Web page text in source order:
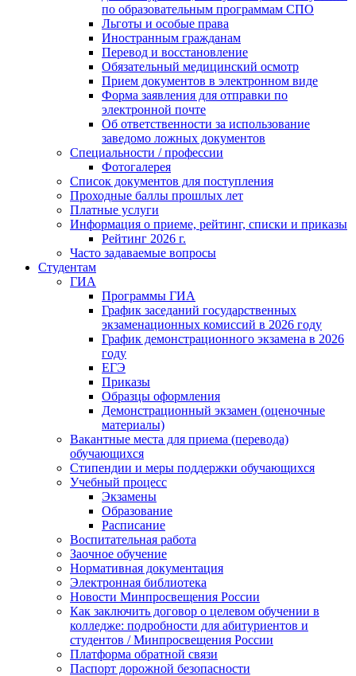
по образовательным программам СПО
Льготы и особые права
Иностранным гражданам
Перевод и восстановление
Обязательный медицинский осмотр
Прием документов в электронном виде
Форма заявления для отправки по
электронной почте
Об ответственности за использование
заведомо ложных документов
Специальности / профессии
Фотогалерея
Список документов для поступления
Проходные баллы прошлых лет
Платные услуги
Информация о приеме, рейтинг, списки и приказы
Рейтинг 2026 г.
Часто задаваемые вопросы
Студентам
ГИА
Программы ГИА
График заседаний государственных
экзаменационных комиссий в 2026 году
График демонстрационного экзамена в 2026
году
ЕГЭ
Приказы
Образцы оформления
Демонстрационный экзамен (оценочные
материалы)
Вакантные места для приема (перевода)
обучающихся
Стипендии и меры поддержки обучающихся
Учебный процесс
Экзамены
Образование
Расписание
Воспитательная работа
Заочное обучение
Нормативная документация
Электронная библиотека
Новости Минпросвещения России
Как заключить договор о целевом обучении в
колледже: подробности для абитуриентов и
студентов / Минпросвещения России
Платформа обратной связи
Паспорт дорожной безопасности